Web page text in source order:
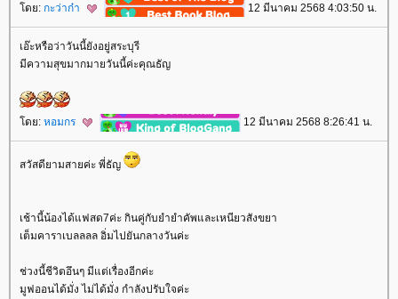
ดย: กะว่าก๋า 12 มีนาคม 2568 4:03:50 น.
เอ๊ะหรือว่าวันนี้ยังอยู่สระบุรี
มีความสุขมากมายวันนี้ค่ะคุณธัญ
ดย: หอมกร 12 มีนาคม 2568 8:26:41 น.
สวัสดียามสายค่ะ พี่ธัญ
เช้านี้น้องได้แฟสด7ค่ะ กินคู่กับยำยำคัพและเหนียวสังขยา
เต็มคาราเบลลลล อิ่มไปยันกลางวันค่ะ
ช่วงนี้ชีวิตอึนๆ มีแต่เรื่องอีกค่ะ
มูฟออนได้มั่ง ไม่ได้มั่ง กำลังปรับใจค่ะ